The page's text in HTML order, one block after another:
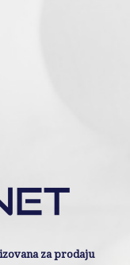
za prodaju